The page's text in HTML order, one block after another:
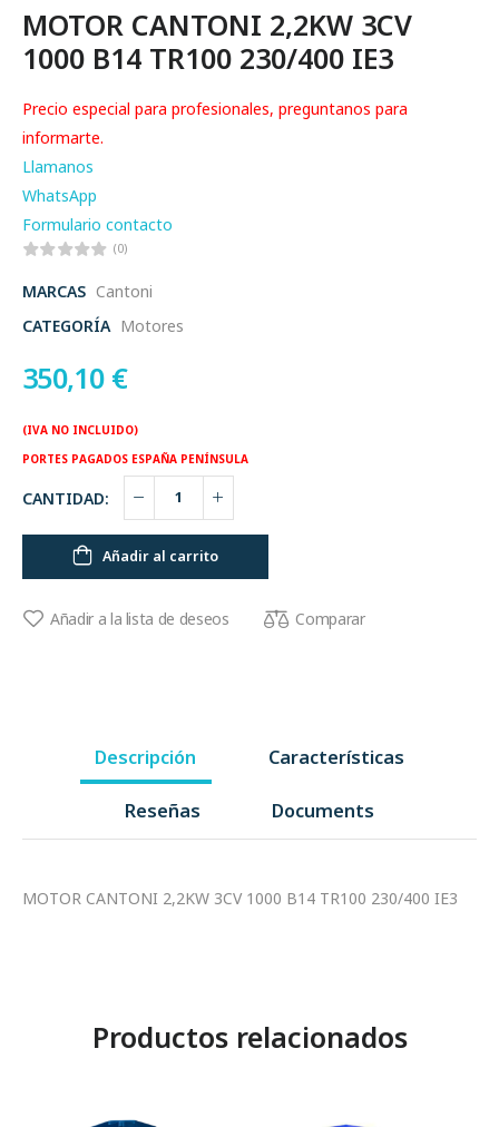
MOTOR CANTONI 2,2KW 3CV
1000 B14 TR100 230/400 IE3
Precio especial para profesionales, preguntanos para
informarte.
Llamanos
WhatsApp
Formulario contacto
(0)
MARCAS Cantoni
CATEGORÍA Motores
350,10 €
(IVA NO INCLUIDO)
PORTES PAGADOS ESPAÑA PENÍNSULA
CANTIDAD:
Añadir al carrito
Añadir a la lista de deseos Comparar
Descripción Características
Reseñas Documents
MOTOR CANTONI 2,2KW 3CV 1000 B14 TR100 230/400 IE3
Productos relacionados